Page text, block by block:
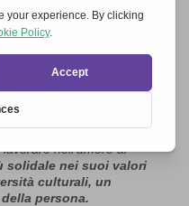
nella costruzione di
, lanciato al termine
essere seme di un
si incontrano, spinti da
nell’amore al
solidale nei suoi valori
culturali, un
persona.